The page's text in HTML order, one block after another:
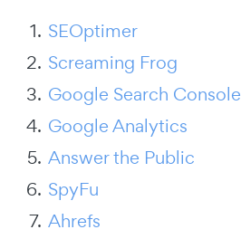
SEOptimer
Screaming Frog
Google Search Console
Google Analytics
Answer the Public
SpyFu
Ahrefs